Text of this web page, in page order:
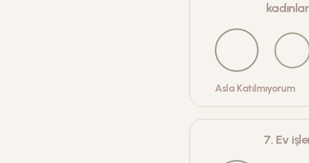
Asla Katılmıyorum
7. Ev